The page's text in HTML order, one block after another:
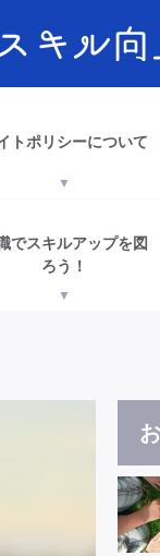
トポリシーについて
でスキルアップを図
ろう！